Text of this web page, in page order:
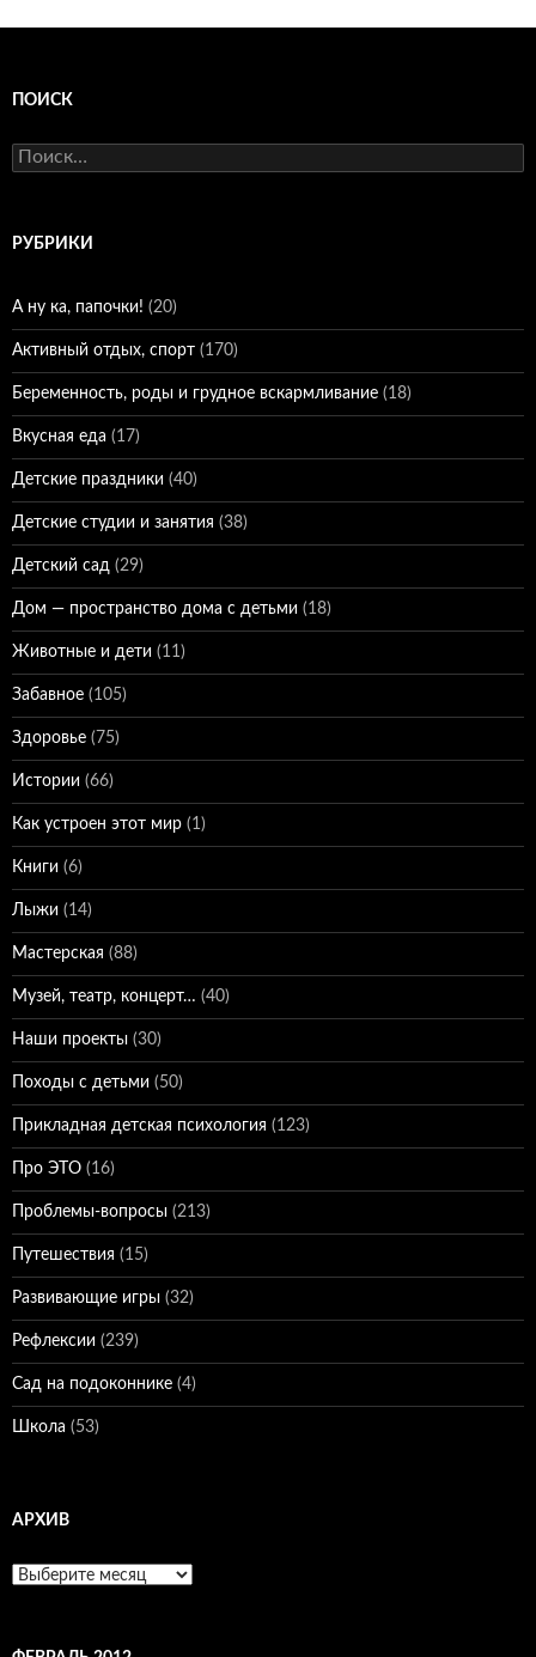
ПОИСК
Найти:
РУБРИКИ
А ну ка, папочки! (20)
Активный отдых, спорт (170)
Беременность, роды и грудное вскармливание (18)
Вкусная еда (17)
Детские праздники (40)
Детские студии и занятия (38)
Детский сад (29)
Дом — пространство дома с детьми (18)
Животные и дети (11)
Забавное (105)
Здоровье (75)
Истории (66)
Как устроен этот мир (1)
Книги (6)
Лыжи (14)
Мастерская (88)
Музей, театр, концерт… (40)
Наши проекты (30)
Походы с детьми (50)
Прикладная детская психология (123)
Про ЭТО (16)
Проблемы-вопросы (213)
Путешествия (15)
Развивающие игры (32)
Рефлексии (239)
Сад на подоконнике (4)
Школа (53)
АРХИВ
Архив